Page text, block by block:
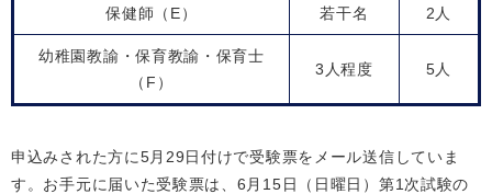
保健師（E） 若干名 2人
幼稚園教諭・保育教諭・保育士
（F）
3人程度 5人
申込みされた方に5月29日付けで受験票をメール送信していま
す。お手元に届いた受験票は、6月15日（日曜日）第1次試験の